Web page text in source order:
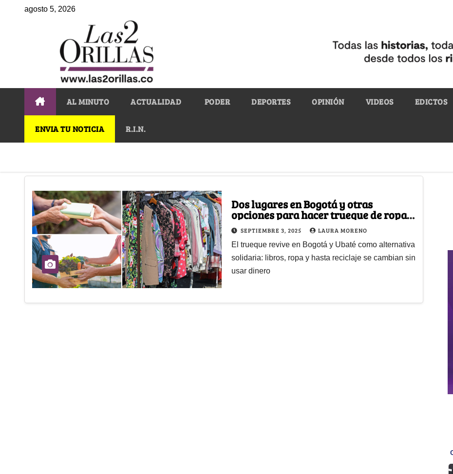
agosto 5, 2026
AL MINUTO ACTUALIDAD PODER DEPORTES OPINIÓN VIDEOS EDICTOS
ENVIA TU NOTICIA R.I.N.
Dos lugares en Bogotá y otras
opciones para hacer trueque de ropa,
libros y otros artículos
SEPTIEMBRE 3, 2025 LAURA MORENO
El trueque revive en Bogotá y Ubaté como alternativa
solidaria: libros, ropa y hasta reciclaje se cambian sin
usar dinero